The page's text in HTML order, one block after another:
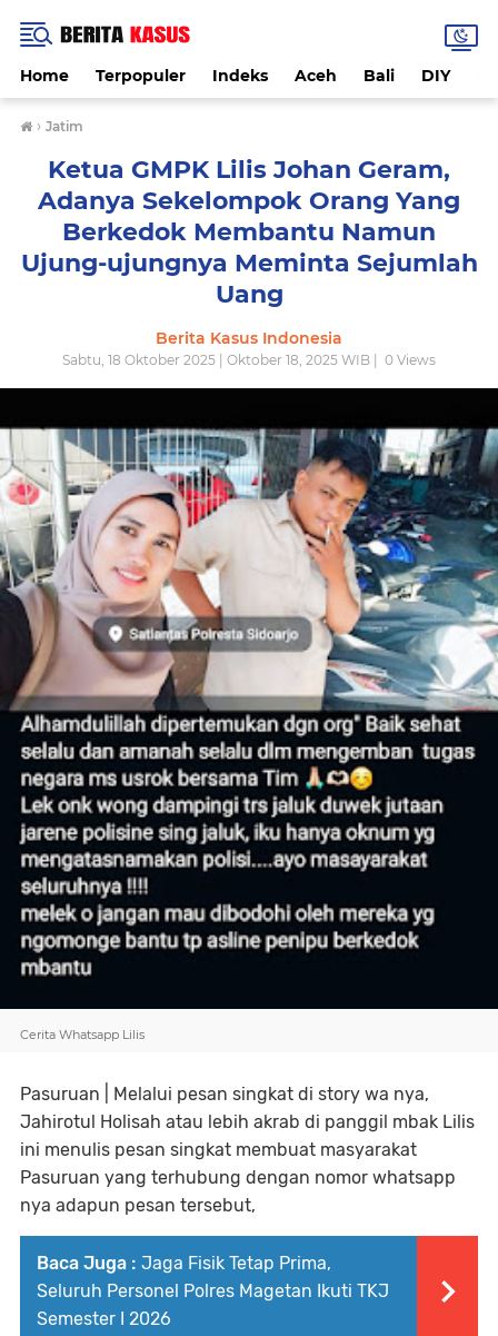
Home Terpopuler Indeks Aceh Bali DIY
› Jatim
Ketua GMPK Lilis Johan Geram,
Adanya Sekelompok Orang Yang
Berkedok Membantu Namun
Ujung-ujungnya Meminta Sejumlah
Uang
Berita Kasus Indonesia
Sabtu, 18 Oktober 2025 | Oktober 18, 2025 WIB | 0 Views
Cerita Whatsapp Lilis
Pasuruan | Melalui pesan singkat di story wa nya,
Jahirotul Holisah atau lebih akrab di panggil mbak Lilis
ini menulis pesan singkat membuat masyarakat
Pasuruan yang terhubung dengan nomor whatsapp
nya adapun pesan tersebut,
Baca Juga : Jaga Fisik Tetap Prima,
Seluruh Personel Polres Magetan Ikuti TKJ
Semester I 2026